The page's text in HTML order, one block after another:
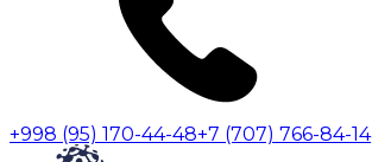
+998 (95) 170-44-48+7 (707) 766-84-14